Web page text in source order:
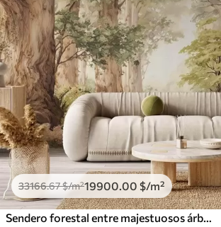
33166.67$/m²19900 .00 $/m²